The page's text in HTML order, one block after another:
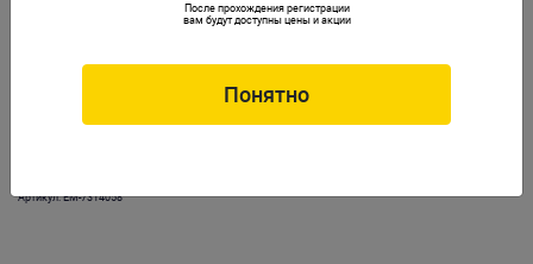
Артикул: EM-7314058
После прохождения регистрации
вам будут доступны цены и акции
Понятно